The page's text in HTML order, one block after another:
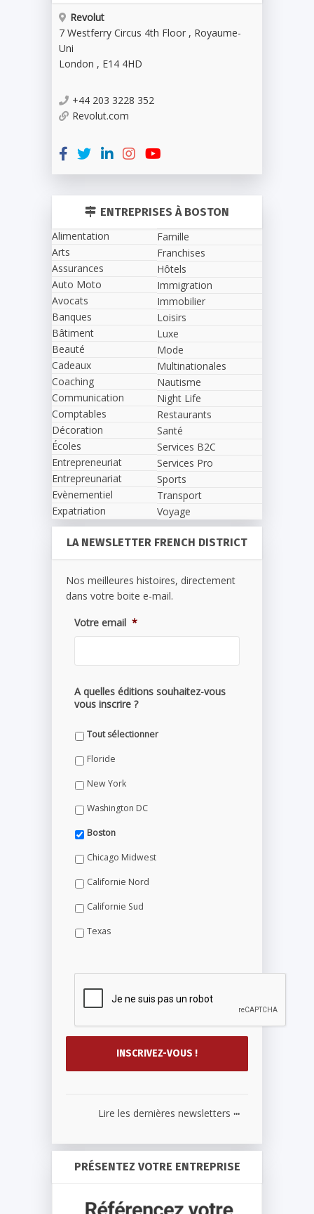
Revolut
7 Westferry Circus 4th Floor , Royaume-
Uni
London , E14 4HD
+44 203 3228 352
Revolut.com
ENTREPRISES À BOSTON
Alimentation
Arts
Assurances
Auto Moto
Avocats
Banques
Bâtiment
Beauté
Cadeaux
Coaching
Communication
Comptables
Décoration
Écoles
Entrepreneuriat
Entrepreunariat
Evènementiel
Expatriation
Famille
Franchises
Hôtels
Immigration
Immobilier
Loisirs
Luxe
Mode
Multinationales
Nautisme
Night Life
Restaurants
Santé
Services B2C
Services Pro
Sports
Transport
Voyage
LA NEWSLETTER FRENCH DISTRICT
Nos meilleures histoires, directement
dans votre boite e-mail.
Votre email *
A quelles éditions souhaitez-vous
vous inscrire ?
Tout sélectionner
Floride
New York
Washington DC
Boston
Chicago Midwest
Californie Nord
Californie Sud
Texas
Lire les dernières newsletters ...
PRÉSENTEZ VOTRE ENTREPRISE